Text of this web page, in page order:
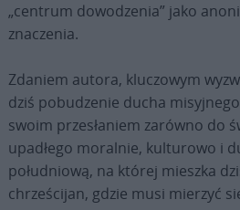
„centrum dowodzenia” jako
znaczenia.
Zdaniem autora, kluczowym
dziś pobudzenie ducha
swoim przesłaniem zarówno do
upadłego moralnie, kulturowo i
południową, na której mieszka
chrześcijan, gdzie musi mierzyć